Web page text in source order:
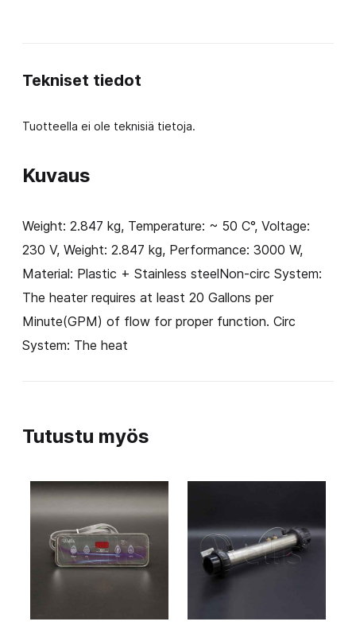
Kuvaus
Weight: 2.847 kg, Temperature: ~ 50 C°, Voltage:
230 V, Weight: 2.847 kg, Performance: 3000 W,
Material: Plastic + Stainless steelNon-circ System:
The heater requires at least 20 Gallons per
Minute(GPM) of flow for proper function. Circ
System: The heat
Tekniset tiedot
Tuotteella ei ole teknisiä tietoja.
Tutustu myös